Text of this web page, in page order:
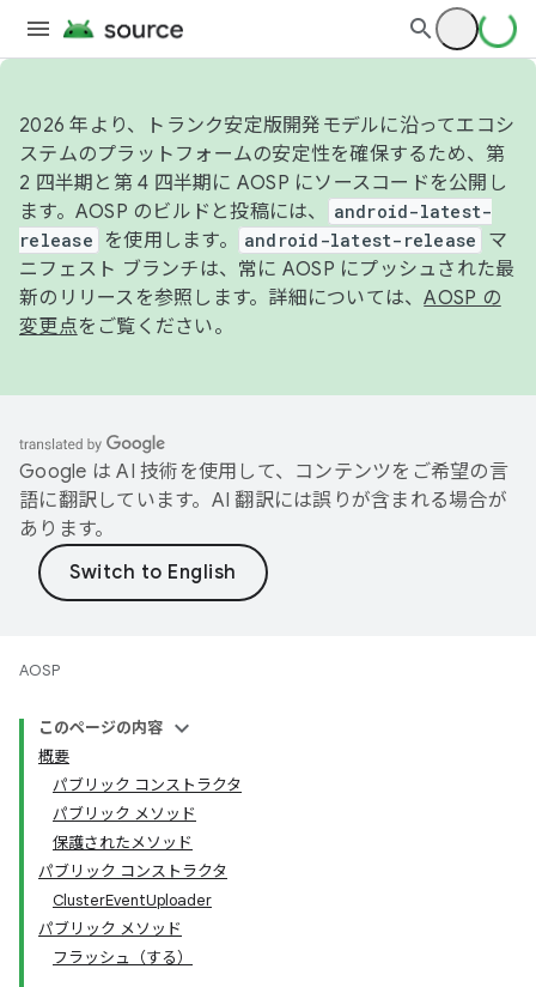
2026 年より、トランク安定版開発モデルに沿ってエコシ
ステムのプラットフォームの安定性を確保するため、第
2 四半期と第 4 四半期に AOSP にソースコードを公開し
ます。AOSP のビルドと投稿には、
android-latest-
release
を使用します。 android-latest-release
マ
ニフェスト ブランチは、常に AOSP にプッシュされた最
新のリリースを参照します。詳細については、AOSP の
変更点をご覧ください。
Google は AI 技術を使用して、コンテンツをご希望の言
語に翻訳しています。AI 翻訳には誤りが含まれる場合が
あります。
AOSP
このページの内容
概要
パブリック コンストラクタ
パブリック メソッド
保護されたメソッド
パブリック コンストラクタ
ClusterEventUploader
パブリック メソッド
フラッシュ（する）